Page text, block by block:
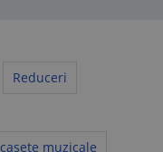
Reduceri
casete muzicale